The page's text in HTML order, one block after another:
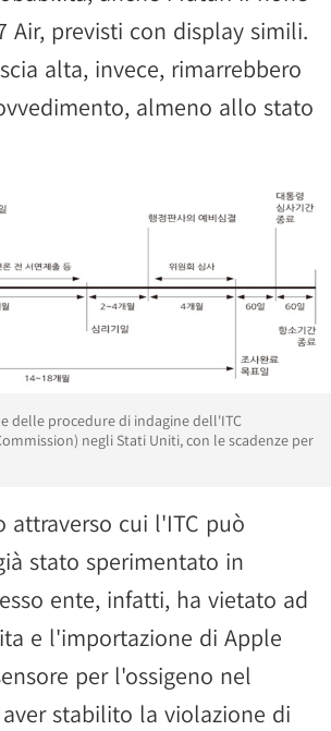
Air, previsti con display simili.
alta, invece, rimarrebbero
almeno allo stato
delle procedure di indagine dell'ITC
negli Stati Uniti, con le scadenze per
attraverso cui l'ITC può
stato sperimentato in
ente, infatti, ha vietato ad
e l'importazione di Apple
per l'ossigeno nel
stabilito la violazione di